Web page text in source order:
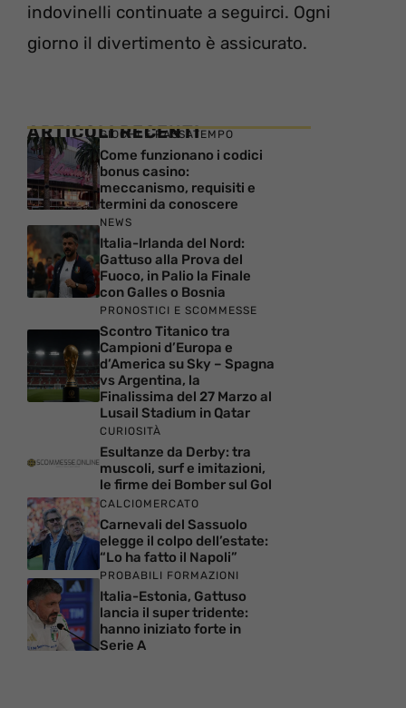
indovinelli continuate a seguirci. Ogni
giorno il divertimento è assicurato.
ARTICOLI RECENTI
GIOCHI E PASSATEMPO
Come funzionano i codici
bonus casino:
meccanismo, requisiti e
termini da conoscere
NEWS
Italia-Irlanda del Nord:
Gattuso alla Prova del
Fuoco, in Palio la Finale
con Galles o Bosnia
PRONOSTICI E SCOMMESSE
Scontro Titanico tra
Campioni d’Europa e
d’America su Sky – Spagna
vs Argentina, la
Finalissima del 27 Marzo al
Lusail Stadium in Qatar
CURIOSITÀ
Esultanze da Derby: tra
muscoli, surf e imitazioni,
le firme dei Bomber sul Gol
CALCIOMERCATO
Carnevali del Sassuolo
elegge il colpo dell’estate:
“Lo ha fatto il Napoli”
PROBABILI FORMAZIONI
Italia-Estonia, Gattuso
lancia il super tridente:
hanno iniziato forte in
Serie A